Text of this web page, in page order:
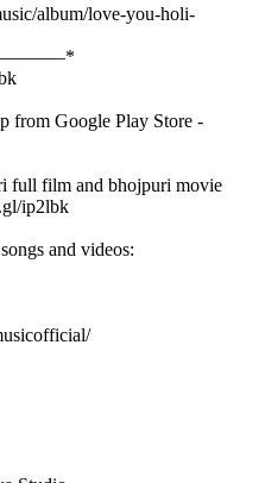
album/love-you-holi-
from Google Play Store -
full film and bhojpuri movie
ip2lbk
and videos: